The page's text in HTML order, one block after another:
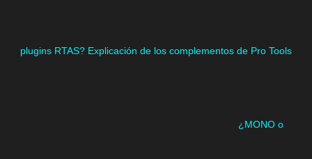
plugins RTAS? Explicación de los complementos de Pro Tools
¿MONO o